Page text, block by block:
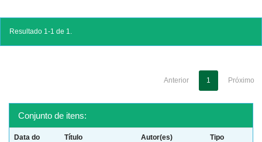
Resultado 1-1 de 1.
Anterior 1 Próximo
Conjunto de itens:
Data do
Título Autor(es) Tipo